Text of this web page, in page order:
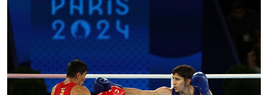
Autoanalítica IA
Estoy aquí para encontrar lo que necesitas. ¿Qué estás
buscando? "Este asistente con IA (OpenAI) ofrece